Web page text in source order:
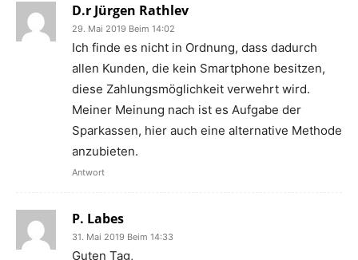
D.r Jürgen Rathlev
29. Mai 2019 Beim 14:02
Ich finde es nicht in Ordnung, dass dadurch
allen Kunden, die kein Smartphone besitzen,
diese Zahlungsmöglichkeit verwehrt wird.
Meiner Meinung nach ist es Aufgabe der
Sparkassen, hier auch eine alternative Methode
anzubieten.
Antwort
P. Labes
31. Mai 2019 Beim 14:33
Guten Tag,